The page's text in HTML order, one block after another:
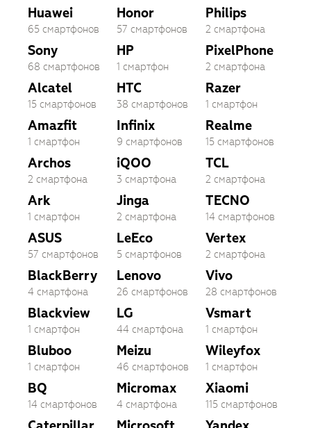
Huawei
65 смартфонов
Sony
68 смартфонов
Alcatel
15 смартфонов
Amazfit
1 смартфон
Archos
2 смартфона
Ark
1 смартфон
ASUS
57 смартфонов
BlackBerry
4 смартфона
Blackview
1 смартфон
Bluboo
1 смартфон
BQ
14 смартфонов
Honor
57 смартфонов
HP
1 смартфон
HTC
38 смартфонов
Infinix
9 смартфонов
iQOO
3 смартфона
Jinga
2 смартфона
LeEco
5 смартфонов
Lenovo
26 смартфонов
LG
44 смартфона
Meizu
46 смартфонов
Micromax
4 смартфона
Philips
2 смартфона
PixelPhone
2 смартфона
Razer
1 смартфон
Realme
15 смартфонов
TCL
2 смартфона
TECNO
14 смартфонов
Vertex
2 смартфона
Vivo
28 смартфонов
Vsmart
1 смартфон
Wileyfox
1 смартфон
Xiaomi
115 смартфонов